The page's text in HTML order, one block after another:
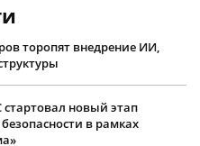
торопят внедрение ИИ,
стартовал новый этап
в рамках